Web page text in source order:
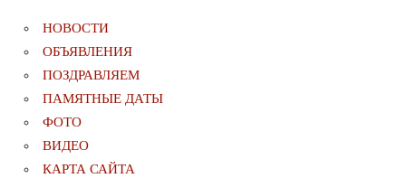
НОВОСТИ
ОБЪЯВЛЕНИЯ
ПОЗДРАВЛЯЕМ
ПАМЯТНЫЕ ДАТЫ
ФОТО
ВИДЕО
КАРТА САЙТА